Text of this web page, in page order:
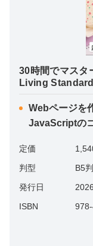
30時間でマス
Living Standard
Webページを
JavaScriptの
定価
判型
B5
発行日
ISBN